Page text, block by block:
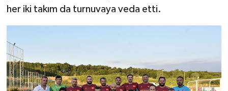
her iki takım da turnuvaya veda etti.